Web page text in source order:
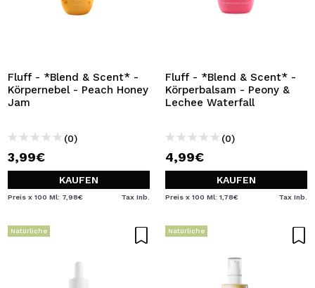
Fluff - *Blend & Scent* -
Körpernebel - Peach Honey
Jam
(0)
3,99€
KAUFEN
Preis x 100 Ml: 7,98€ Tax Inb.
Fluff - *Blend & Scent* -
Körperbalsam - Peony &
Lechee Waterfall
(0)
4,99€
KAUFEN
Preis x 100 Ml: 1,78€ Tax Inb.
Natürliche Natürliche